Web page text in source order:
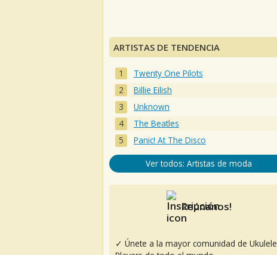
ARTISTAS DE TENDENCIA
Twenty One Pilots
Billie Eilish
Unknown
The Beatles
Panic! At The Disco
Ver todos: Artistas de moda
Reúnanos!
✓ Únete a la mayor comunidad de Ukulele